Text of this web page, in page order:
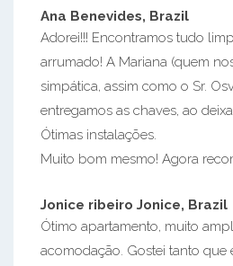
Ana Benevides, Brazil
Adorei!!! Encontramos tudo
arrumado! A Mariana (quem
simpática, assim como o Sr.
entregamos as chaves, ao
Ótimas instalações.
Muito bom mesmo! Agora
Jonice ribeiro Jonice, Brazil
Ótimo apartamento, muito
acomodação. Gostei tanto que